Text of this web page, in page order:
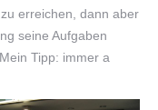
erreichen, dann aber
seine Aufgaben
Tipp: immer a